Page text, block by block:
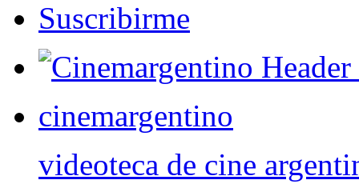
Suscribirme
cinemargentino
videoteca de cine